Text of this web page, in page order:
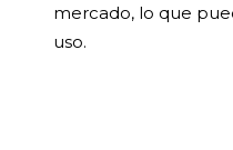
mercado, lo que
uso.